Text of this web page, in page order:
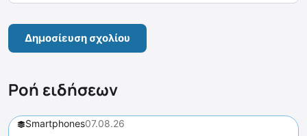
Ροή ειδήσεων
Smartphones07.08.26